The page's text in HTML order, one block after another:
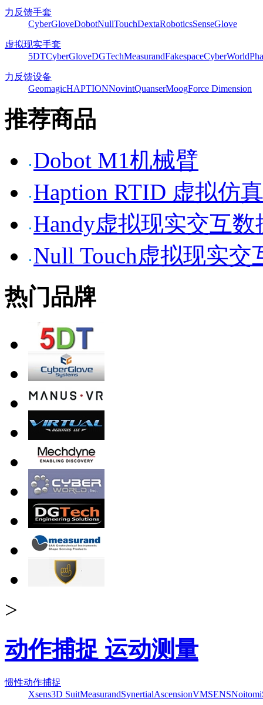
力反馈手套
CyberGloveDobotNullTouchDextaRoboticsSenseGlove
虚拟现实手套
5DTCyberGloveDGTechMeasurandFakespaceCyberWorld
力反馈设备
GeomagicHAPTIONNovintQuanserMoogForce Dimension
推荐商品
Dobot M1机械臂
Haption RTID 虚拟仿
Handy虚拟现实交互数
Null Touch虚拟现实交
热门品牌
>
动作捕捉 运动测量
惯性动作捕捉
Xsens3D SuitMeasurandSynertialAscensionVMSENSNoitom